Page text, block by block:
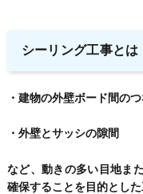
シーリング工事とは
・建物の外壁ボード間の
・外壁とサッシの隙間
など、動きの多い目地ま
確保することを目的とした